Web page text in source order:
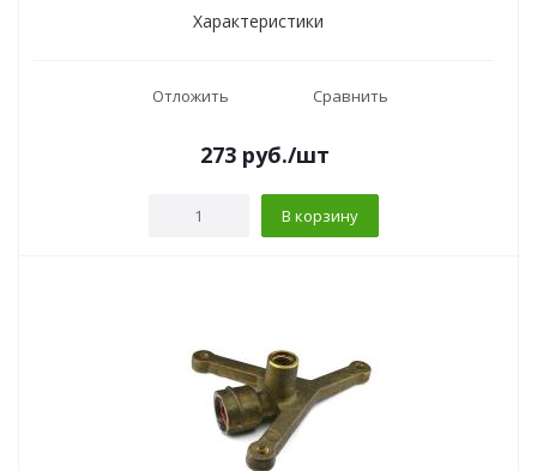
Характеристики
Отложить Сравнить
273руб./шт
В корзину